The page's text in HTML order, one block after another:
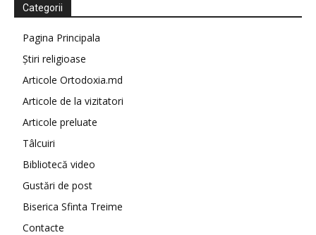
Categorii
Pagina Principala
Știri religioase
Articole Ortodoxia.md
Articole de la vizitatori
Articole preluate
Tâlcuiri
Bibliotecă video
Gustări de post
Biserica Sfinta Treime
Contacte